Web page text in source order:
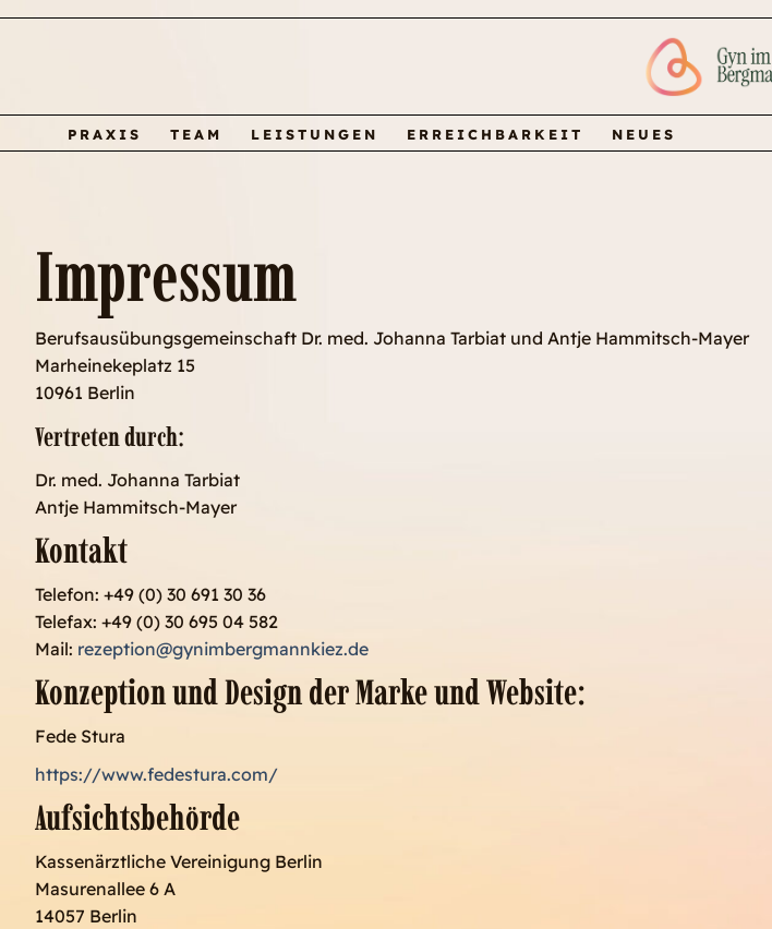
PRAXIS TEAM LEISTUNGEN ERREICHBARKEIT NEUES
Impressum
Berufsausübungsgemeinschaft Dr. med. Johanna Tarbiat und Antje Hammitsch-Mayer
Marheinekeplatz 15
10961 Berlin
Vertreten durch:
Dr. med. Johanna Tarbiat
Antje Hammitsch-Mayer
Kontakt
Telefon: +49 (0) 30 691 30 36
Telefax: +49 (0) 30 695 04 582
Mail: rezeption@gynimbergmannkiez.de
Konzeption und Design der Marke und Website:
Fede Stura
https://www.fedestura.com/
Aufsichtsbehörde
Kassenärztliche Vereinigung Berlin
Masurenallee 6 A
14057 Berlin